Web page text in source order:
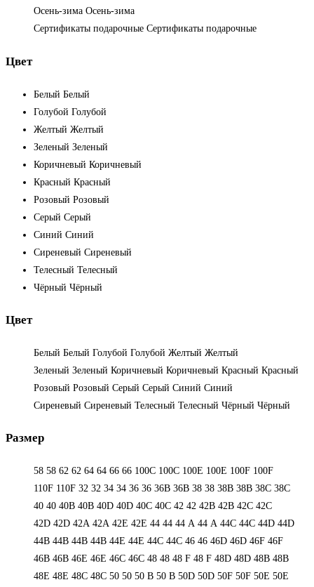
Осень-зима Осень-зима
Сертификаты подарочные Сертификаты подарочные
Цвет
Белый Белый
Голубой Голубой
Желтый Желтый
Зеленый Зеленый
Коричневый Коричневый
Красный Красный
Розовый Розовый
Серый Серый
Синий Синий
Сиреневый Сиреневый
Телесный Телесный
Чёрный Чёрный
Цвет
Белый Белый Голубой Голубой Желтый Желтый
Зеленый Зеленый Коричневый Коричневый Красный Красный
Розовый Розовый Серый Серый Синий Синий
Сиреневый Сиреневый Телесный Телесный Чёрный Чёрный
Размер
58 58 62 62 64 64 66 66 100C 100C 100E 100E 100F 100F
110F 110F 32 32 34 34 36 36 36B 36B 38 38 38B 38B 38С 38С
40 40 40B 40B 40D 40D 40С 40С 42 42 42B 42B 42C 42C
42D 42D 42А 42А 42Е 42Е 44 44 44 А 44 А 44C 44C 44D 44D
44В 44В 44В 44В 44Е 44Е 44С 44С 46 46 46D 46D 46F 46F
46В 46В 46Е 46Е 46С 46С 48 48 48 F 48 F 48D 48D 48В 48В
48Е 48Е 48С 48С 50 50 50 B 50 B 50D 50D 50F 50F 50Е 50Е